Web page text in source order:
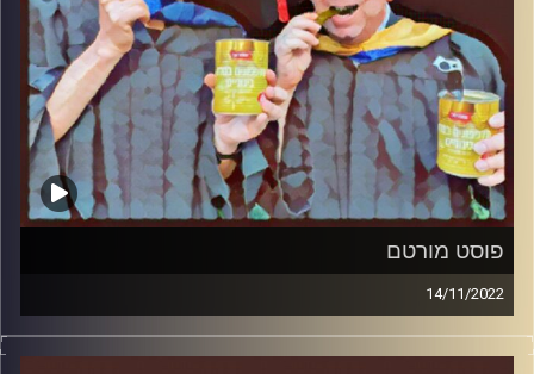
פוסט מורטם
14/11/2022
המערכת הפוליטית על ספת הפסיכולוג, עם פרופסור בועז בן-
דוד ופרופסור גלעד הירשברגר.